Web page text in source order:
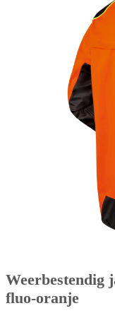
Weerbestendig
fluo-oranje